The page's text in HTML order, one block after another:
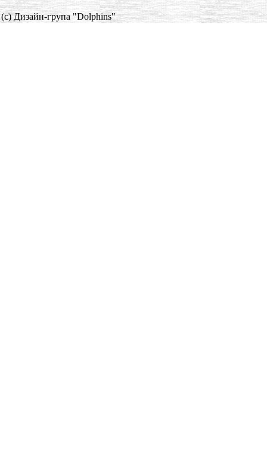
(c) Дизайн-група "Dolphins"